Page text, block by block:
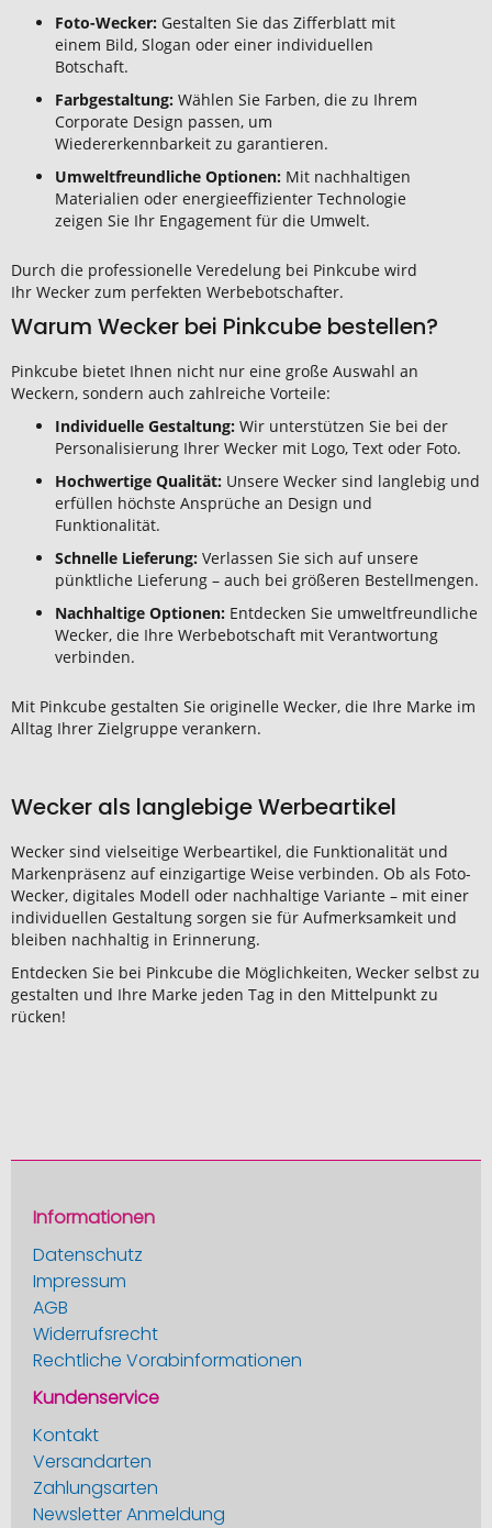
Foto-Wecker: Gestalten Sie das Zifferblatt mit
einem Bild, Slogan oder einer individuellen
Botschaft.
Farbgestaltung: Wählen Sie Farben, die zu Ihrem
Corporate Design passen, um
Wiedererkennbarkeit zu garantieren.
Umweltfreundliche Optionen: Mit nachhaltigen
Materialien oder energieeffizienter Technologie
zeigen Sie Ihr Engagement für die Umwelt.
Durch die professionelle Veredelung bei Pinkcube wird
Ihr Wecker zum perfekten Werbebotschafter.
Warum Wecker bei Pinkcube bestellen?
Pinkcube bietet Ihnen nicht nur eine große Auswahl an
Weckern, sondern auch zahlreiche Vorteile:
Individuelle Gestaltung: Wir unterstützen Sie bei der
Personalisierung Ihrer Wecker mit Logo, Text oder Foto.
Hochwertige Qualität: Unsere Wecker sind langlebig und
erfüllen höchste Ansprüche an Design und
Funktionalität.
Schnelle Lieferung: Verlassen Sie sich auf unsere
pünktliche Lieferung – auch bei größeren Bestellmengen.
Nachhaltige Optionen: Entdecken Sie umweltfreundliche
Wecker, die Ihre Werbebotschaft mit Verantwortung
verbinden.
Mit Pinkcube gestalten Sie originelle Wecker, die Ihre Marke im
Alltag Ihrer Zielgruppe verankern.
Wecker als langlebige Werbeartikel
Wecker sind vielseitige Werbeartikel, die Funktionalität und
Markenpräsenz auf einzigartige Weise verbinden. Ob als Foto-
Wecker, digitales Modell oder nachhaltige Variante – mit einer
individuellen Gestaltung sorgen sie für Aufmerksamkeit und
bleiben nachhaltig in Erinnerung.
Entdecken Sie bei Pinkcube die Möglichkeiten, Wecker selbst zu
gestalten und Ihre Marke jeden Tag in den Mittelpunkt zu
rücken!
Informationen
Datenschutz
Impressum
AGB
Widerrufsrecht
Rechtliche Vorabinformationen
Kundenservice
Kontakt
Versandarten
Zahlungsarten
Newsletter Anmeldung